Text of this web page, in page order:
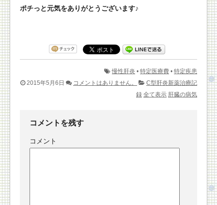
ポチっと元気をありがとうございます♪
慢性肝炎 • 特定医療費 • 特定疾患
2015年5月6日
コメントはありません。
C型肝炎新薬治療記
録 全て表示 肝臓の病気
コメントを残す
コメント